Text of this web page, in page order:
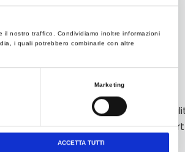
nostro traffico. Condividiamo inoltre informazioni
i quali potrebbero combinarle con altre
Marketing
ACCETTA TUTTI
.
4, 42122 Reggio Emilia (RE); P. IVA:
nella persona del suo legale
la rettificazione, la
esercitare tutti i diritti previsti dagli